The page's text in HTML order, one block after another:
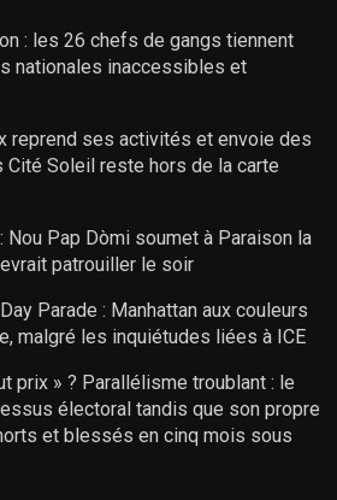
: les 26 chefs de gangs tiennent
nationales inaccessibles et
reprend ses activités et envoie des
Cité Soleil reste hors de la carte
Nou Pap Dòmi soumet à Paraison la
patrouiller le soir
Parade : Manhattan aux couleurs
malgré les inquiétudes liées à ICE
prix » ? Parallélisme troublant : le
électoral tandis que son propre
et blessés en cinq mois sous